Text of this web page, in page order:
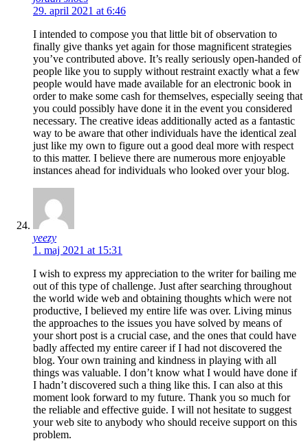
29. april 2021 at 6:46
I intended to compose you that little bit of observation to
finally give thanks yet again for those magnificent strategies
you’ve contributed above. It’s really seriously open-handed of
people like you to supply without restraint exactly what a few
people would have made available for an electronic book in
order to make some cash for themselves, especially seeing that
you could possibly have done it in the event you considered
necessary. The creative ideas additionally acted as a fantastic
way to be aware that other individuals have the identical zeal
just like my own to figure out a good deal more with respect
to this matter. I believe there are numerous more enjoyable
instances ahead for individuals who looked over your blog.
yeezy
1. maj 2021 at 15:31
I wish to express my appreciation to the writer for bailing me
out of this type of challenge. Just after searching throughout
the world wide web and obtaining thoughts which were not
productive, I believed my entire life was over. Living minus
the approaches to the issues you have solved by means of
your short post is a crucial case, and the ones that could have
badly affected my entire career if I had not discovered the
blog. Your own training and kindness in playing with all
things was valuable. I don’t know what I would have done if
I hadn’t discovered such a thing like this. I can also at this
moment look forward to my future. Thank you so much for
the reliable and effective guide. I will not hesitate to suggest
your web site to anybody who should receive support on this
problem.